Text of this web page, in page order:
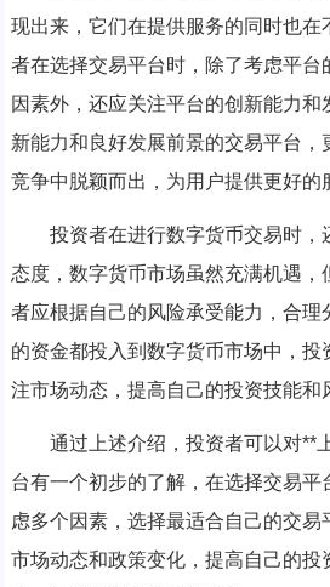
现出来，它们在提供服务的同时也在
者在选择交易平台时，除了考虑平台
因素外，还应关注平台的创新能力和
新能力和良好发展前景的交易平台，
竞争中脱颖而出，为用户提供更好的
投资者在进行数字货币交易时，
态度，数字货币市场虽然充满机遇，
者应根据自己的风险承受能力，合理
的资金都投入到数字货币市场中，投
注市场动态，提高自己的投资技能和
通过上述介绍，投资者可以对**
台有一个初步的了解，在选择交易平
虑多个因素，选择最适合自己的交易
市场动态和政策变化，提高自己的投